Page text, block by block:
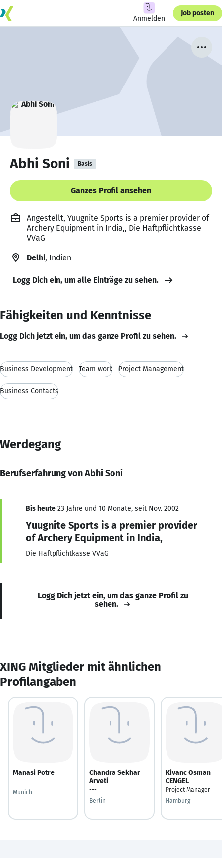
Anmelden
Job posten
Abhi Soni Basis
Ganzes Profil ansehen
Angestellt, Yuugnite Sports is a premier provider of
Archery Equipment in India,, Die Haftpflichtkasse
VVaG
Delhi, Indien
Logg Dich ein, um alle Einträge zu sehen.
Fähigkeiten und Kenntnisse
Logg Dich jetzt ein, um das ganze Profil zu sehen.
Business Development Team work Project Management
Business Contacts
Werdegang
Berufserfahrung von Abhi Soni
Bis heute 23 Jahre und 10 Monate, seit Nov. 2002
Yuugnite Sports is a premier provider
of Archery Equipment in India,
Die Haftpflichtkasse VVaG
Logg Dich jetzt ein, um das ganze Profil zu
sehen.
XING Mitglieder mit ähnlichen
Profilangaben
Manasi Potre
---
Munich
Chandra Sekhar
Arveti
---
Berlin
Kivanc Osman
CENGEL
Project Manager
Hamburg